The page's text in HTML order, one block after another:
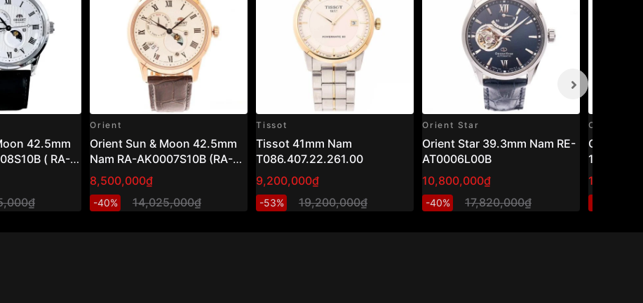
42.5mm
( RA-
Orient
Orient Sun & Moon 42.5mm
Nam RA-AK0007S10B (RA-
AK0007S30B)
8,500,000₫
-40% 14,025,000₫
Tissot
Tissot 41mm Nam
T086.407.22.261.00
9,200,000₫
-53% 19,200,000₫
Orient Star
Orient Star 39.3mm Nam RE-
AT0006L00B
10,800,000₫
-40% 17,820,000₫
Casio
Casio